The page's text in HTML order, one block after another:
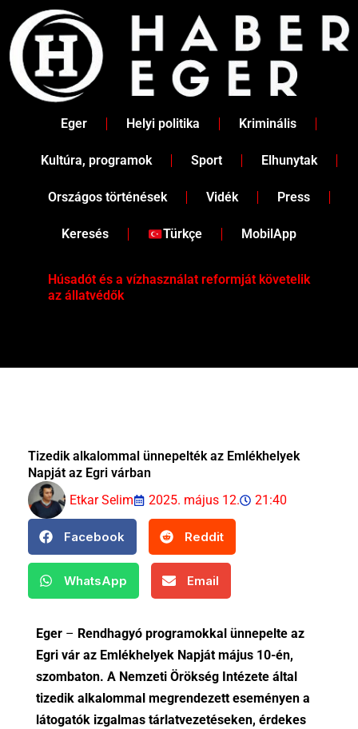
content
Eger Helyi politika Kriminális
Kultúra, programok Sport Elhunytak
Országos történések Vidék Press
Keresés Türkçe MobilApp
Húsadót és a vízhasználat reformját követelik
az állatvédők
Tizedik alkalommal ünnepelték az Emlékhelyek
Napját az Egri várban
Etkar Selim
2025. május 12. 21:40
Facebook Reddit
WhatsApp Email
Eger – Rendhagyó programokkal ünnepelte az
Egri vár az Emlékhelyek Napját május 10-én,
szombaton. A Nemzeti Örökség Intézete által
tizedik alkalommal megrendezett eseményen a
látogatók izgalmas tárlatvezetéseken, érdekes